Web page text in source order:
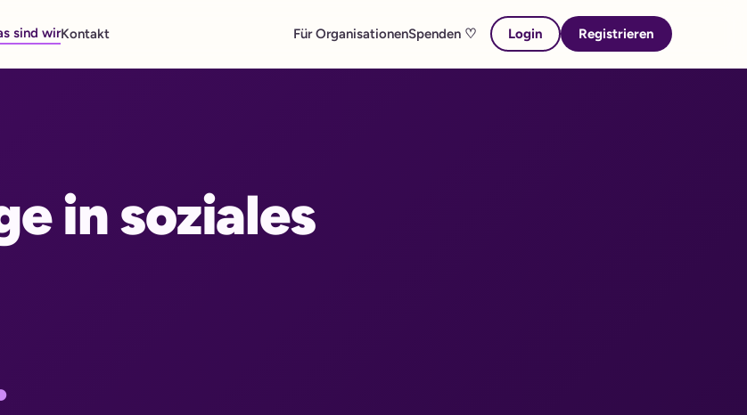
sind wirKontakt Für OrganisationenSpenden ♡ Login Registrieren
in soziales